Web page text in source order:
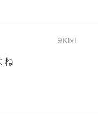
9KlxL
ね